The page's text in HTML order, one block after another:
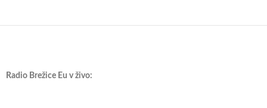
Radio Brežice Eu v živo: